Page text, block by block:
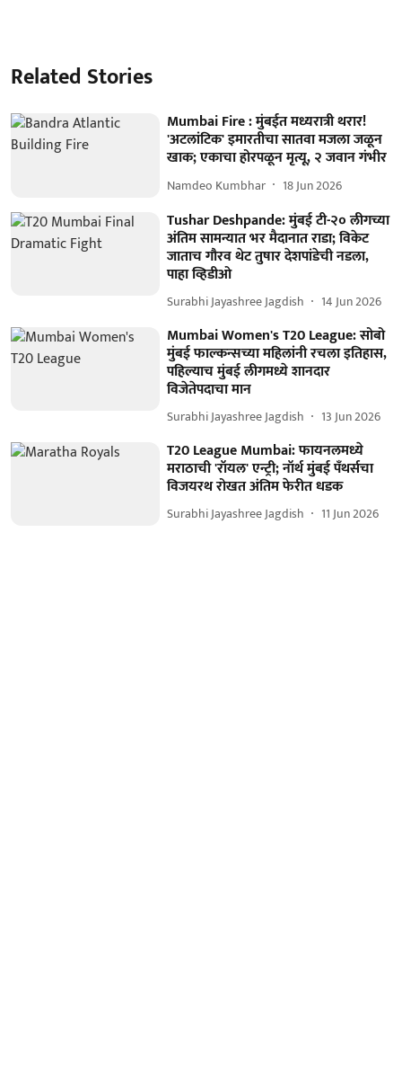
Related Stories
Mumbai Fire : मुंबईत मध्यरात्री थरार!
'अटलांटिक' इमारतीचा सातवा मजला जळून
खाक; एकाचा होरपळून मृत्यू, २ जवान गंभीर
Namdeo Kumbhar 18 Jun 2026
Tushar Deshpande: मुंबई टी-२० लीगच्या
अंतिम सामन्यात भर मैदानात राडा; विकेट
जाताच गौरव थेट तुषार देशपांडेची नडला,
पाहा व्हिडीओ
Surabhi Jayashree Jagdish 14 Jun 2026
Mumbai Women's T20 League: सोबो
मुंबई फाल्कन्सच्या महिलांनी रचला इतिहास,
पहिल्याच मुंबई लीगमध्ये शानदार
विजेतेपदाचा मान
Surabhi Jayashree Jagdish 13 Jun 2026
T20 League Mumbai: फायनलमध्ये
मराठाची 'रॉयल' एन्ट्री; नॉर्थ मुंबई पँथर्सचा
विजयरथ रोखत अंतिम फेरीत धडक
Surabhi Jayashree Jagdish 11 Jun 2026